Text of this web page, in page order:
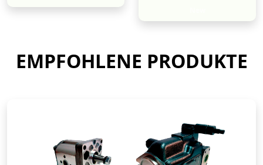
EMPFOHLENE PRODUKTE